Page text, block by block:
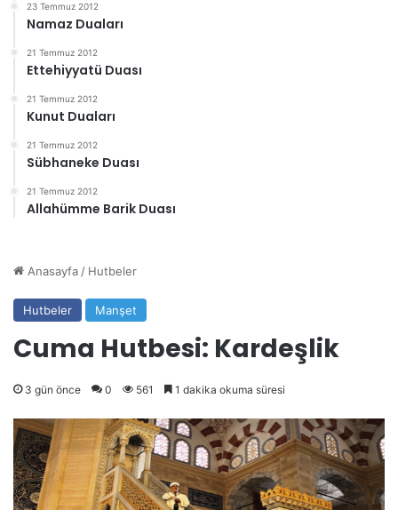
23 Temmuz 2012
Namaz Duaları
21 Temmuz 2012
Ettehiyyatü Duası
21 Temmuz 2012
Kunut Duaları
21 Temmuz 2012
Sübhaneke Duası
21 Temmuz 2012
Allahümme Barik Duası